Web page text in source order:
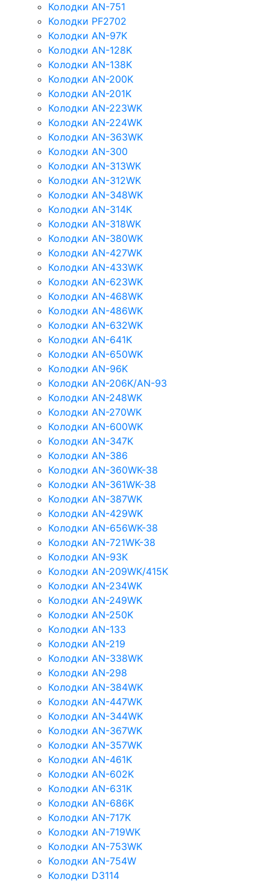
Колодки AN-751
Колодки PF2702
Колодки AN-97K
Колодки AN-128K
Колодки AN-138K
Колодки AN-200K
Колодки AN-201K
Колодки AN-223WK
Колодки AN-224WK
Колодки AN-363WK
Колодки AN-300
Колодки AN-313WK
Колодки AN-312WK
Колодки AN-348WK
Колодки AN-314K
Колодки AN-318WK
Колодки AN-380WK
Колодки AN-427WK
Колодки AN-433WK
Колодки AN-623WK
Колодки AN-468WK
Колодки AN-486WK
Колодки AN-632WK
Колодки AN-641K
Колодки AN-650WK
Колодки AN-96K
Колодки AN-206K/AN-93
Колодки AN-248WK
Колодки AN-270WK
Колодки AN-600WK
Колодки AN-347K
Колодки AN-386
Колодки AN-360WK-38
Колодки AN-361WK-38
Колодки AN-387WK
Колодки AN-429WK
Колодки AN-656WK-38
Колодки AN-721WK-38
Колодки AN-93K
Колодки AN-209WK/415K
Колодки AN-234WK
Колодки AN-249WK
Колодки AN-250K
Колодки AN-133
Колодки AN-219
Колодки AN-338WK
Колодки AN-298
Колодки AN-384WK
Колодки AN-447WK
Колодки AN-344WK
Колодки AN-367WK
Колодки AN-357WK
Колодки AN-461K
Колодки AN-602K
Колодки AN-631K
Колодки AN-686K
Колодки AN-717K
Колодки AN-719WK
Колодки AN-753WK
Колодки AN-754W
Колодки D3114